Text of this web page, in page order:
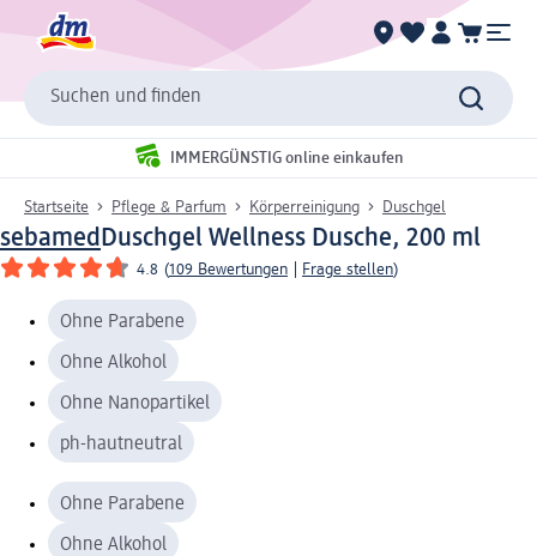
Suchen und finden
IMMERGÜNSTIG online einkaufen
Startseite Pflege & Parfum Körperreinigung Duschgel
sebamedDuschgel Wellness Dusche, 200 ml
4.8 (109 Bewertungen Frage stellen)
Ohne Parabene
Ohne Alkohol
Ohne Nanopartikel
ph-hautneutral
Ohne Parabene
Ohne Alkohol